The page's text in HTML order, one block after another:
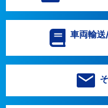
車両輸